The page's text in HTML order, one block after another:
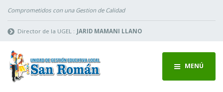
Comprometidos con una Gestion de Calidad
Director de la UGEL : JARID MAMANI LLANO
MENÚ